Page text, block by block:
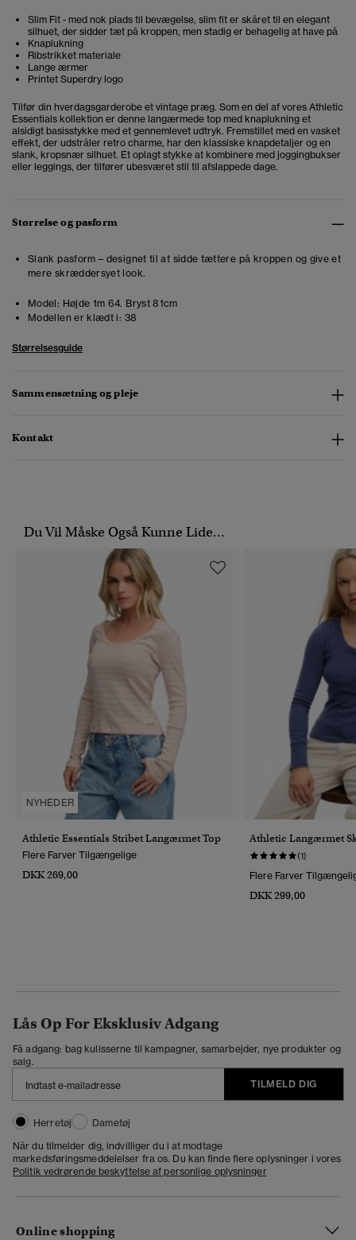
Slim Fit - med nok plads til bevægelse, slim fit er skåret til en elegant
silhuet, der sidder tæt på kroppen, men stadig er behagelig at have på
Knaplukning
Ribstrikket materiale
Lange ærmer
Printet Superdry logo
Tilfør din hverdagsgarderobe et vintage præg. Som en del af vores Athletic
Essentials kollektion er denne langærmede top med knaplukning et
alsidigt basisstykke med et gennemlevet udtryk. Fremstillet med en vasket
effekt, der udstråler retro charme, har den klassiske knapdetaljer og en
slank, kropsnær silhuet. Et oplagt stykke at kombinere med joggingbukser
eller leggings, der tilfører ubesværet stil til afslappede dage.
Størrelse og pasform
Slank pasform – designet til at sidde tættere på kroppen og give et
mere skræddersyet look.
Model: Højde 1m 64. Bryst 81cm
Modellen er klædt i: 38
Størrelsesguide
Sammensætning og pleje
Kontakt
Du Vil Måske Også Kunne Lide...
NYHEDER
Athletic Essentials Stribet Langærmet Top
Flere Farver Tilgængelige
DKK 269,00
Athletic Langærmet
(1)
Flere Farver
DKK 299,00
Lås Op For Eksklusiv Adgang
Få adgang: bag kulisserne til kampagner, samarbejder, nye produkter og
salg.
TILMELD DIG
Herretøj
Dametøj
Når du tilmelder dig, indvilliger du i at modtage
markedsføringsmeddelelser fra os. Du kan finde flere oplysninger i vores
Politik vedrørende beskyttelse af personlige oplysninger
Online shopping